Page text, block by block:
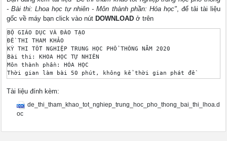
- Bài thi: Lhoa học tự nhiên - Môn thành phần: Hóa học", để tải tài liệu
gốc về máy bạn click vào nút DOWNLOAD ở trên
BỘ GIÁO DỤC VÀ ĐÀO TẠO
ĐỀ THI THAM KHẢO
KỲ THI TỐT NGHIỆP TRUNG HỌC PHỔ THÔNG NĂM 2020
Bài thi: KHOA HỌC TỰ NHIÊN
Môn thành phần: HÓA HỌC
Thời gian làm bài 50 phút, không kể thời gian phát đề
A. Ag.	B. Mg.	C. Fe.	D. Al.
A. Cu.	B. Na.	C. Mg.	D. Al.
Câu 43: Khí X sinh ra trong quá trình đốt nhiên liệu hóa
Tài liệu đính kèm:
de_thi_tham_khao_tot_nghiep_trung_hoc_pho_thong_bai_thi_lhoa.d
oc